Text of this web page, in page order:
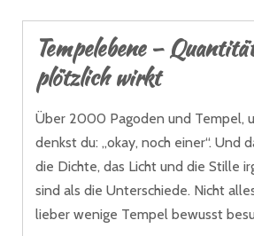
Tempelebene –
plötzlich wirkt
Über 2000 Pagoden und Tempel,
denkst du: „okay, noch einer“. Und
die Dichte, das Licht und die Stille
sind als die Unterschiede. Nicht
lieber wenige Tempel bewusst